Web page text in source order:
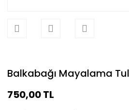
Balkabağı Mayalama
750,00 TL